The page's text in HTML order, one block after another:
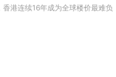
港连续16年成为全球楼价最难负